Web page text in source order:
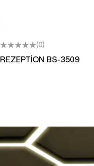
(0)
REZEPTİON BS-3509